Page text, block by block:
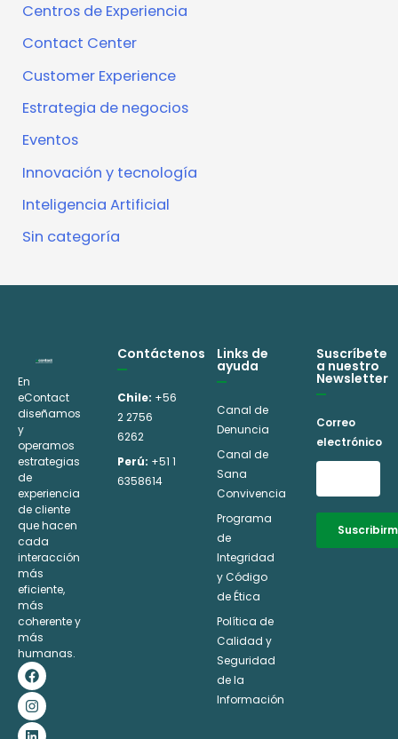
Centros de Experiencia
Contact Center
Customer Experience
Estrategia de negocios
Eventos
Innovación y tecnología
Inteligencia Artificial
Sin categoría
En
eContact
diseñamos
y
operamos
estrategias
de
experiencia
de cliente
que hacen
cada
interacción
más
eficiente,
más
coherente y
más
humanas.
F
a
c
e
b
I
n
s
t
a
L
i
n
k
e
Y
o
u
t
u
Contáctenos
Chile: +56
2 2756
6262
Perú: +51 1
6358614
Links de
ayuda
Canal de
Denuncia
Canal de
Sana
Convivencia
Programa
de
Integridad
y Código
de Ética
Política de
Calidad y
Seguridad
de la
Información
Suscríbete
a nuestro
Newsletter
Correo
electrónico